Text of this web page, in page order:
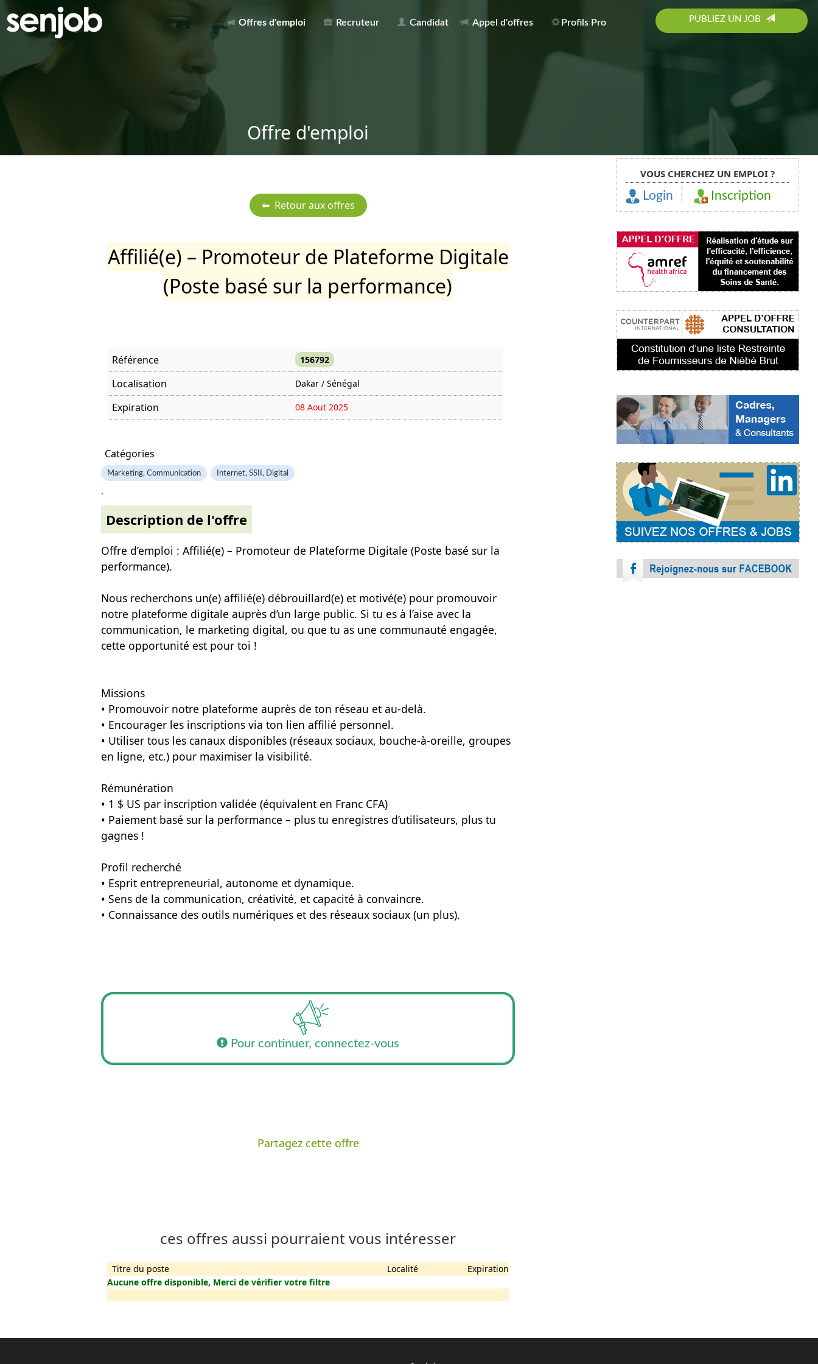
Offres d'emploi Recruteur Candidat Appel d'offres Profils Pro PUBLIEZ UN JOB
Offre d'emploi
Affilié(e) – Promoteur de Plateforme Digitale
(Poste basé sur la performance)
Référence 156792
Localisation Dakar / Sénégal
Expiration 08 Aout 2025
Catégories
Marketing, Communication Internet, SSII, Digital
.
Description de l'offre
Offre d’emploi : Affilié(e) – Promoteur de Plateforme Digitale (Poste basé sur la
performance).
Nous recherchons un(e) affilié(e) débrouillard(e) et motivé(e) pour promouvoir
notre plateforme digitale auprès d’un large public. Si tu es à l’aise avec la
communication, le marketing digital, ou que tu as une communauté engagée,
cette opportunité est pour toi !
Missions
• Promouvoir notre plateforme auprès de ton réseau et au-delà.
• Encourager les inscriptions via ton lien affilié personnel.
• Utiliser tous les canaux disponibles (réseaux sociaux, bouche-à-oreille, groupes
en ligne, etc.) pour maximiser la visibilité.
Rémunération
• 1 $ US par inscription validée (équivalent en Franc CFA)
• Paiement basé sur la performance – plus tu enregistres d’utilisateurs, plus tu
gagnes !
Profil recherché
• Esprit entrepreneurial, autonome et dynamique.
• Sens de la communication, créativité, et capacité à convaincre.
• Connaissance des outils numériques et des réseaux sociaux (un plus).
Pour continuer, connectez-vous
Partagez cette offre
ces offres aussi pourraient vous intéresser
Titre du poste Localité
Expiration
Aucune offre disponible, Merci de vérifier votre filtre
VOUS CHERCHEZ UN EMPLOI ?
Login Inscription